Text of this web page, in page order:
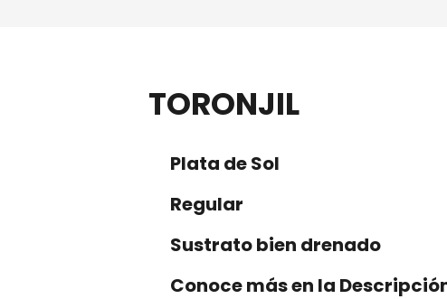
TORONJIL
Plata de Sol
Regular
Sustrato bien drenado
Conoce más en la